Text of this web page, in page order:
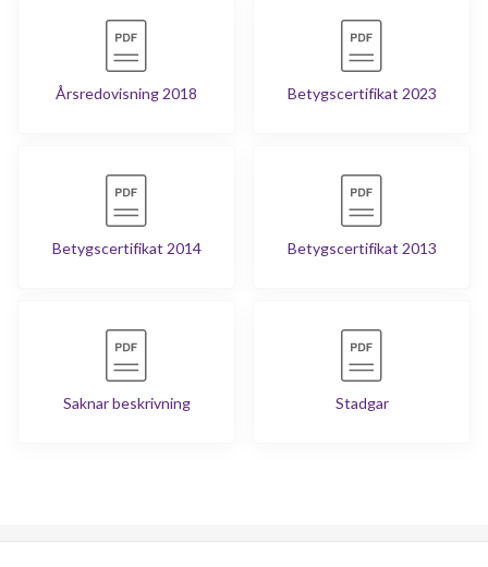
Årsredovisning 2018 Betygscertifikat 2023
Betygscertifikat 2014 Betygscertifikat 2013
Saknar beskrivning Stadgar